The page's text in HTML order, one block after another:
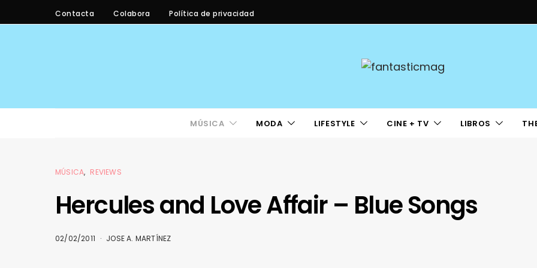
Contacta Colabora Política de privacidad
MÚSICA MODA LIFESTYLE CINE + TV LIBROS
MÚSICA REVIEWS
Hercules and Love Affair – Blue Songs
02/02/2011 JOSE A. MARTÍNEZ